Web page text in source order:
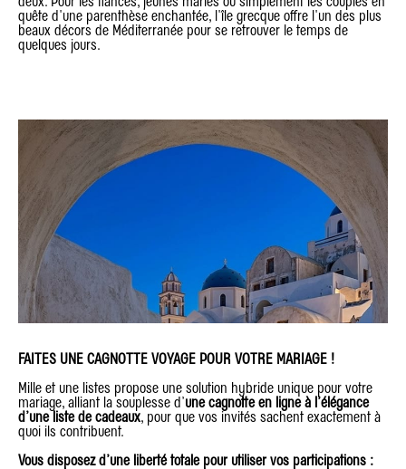
quête d'une parenthèse enchantée, l'île grecque offre l'un des plus
beaux décors de Méditerranée pour se retrouver le temps de
quelques jours.
FAITES UNE CAGNOTTE VOYAGE POUR VOTRE MARIAGE !
Mille et une listes propose une solution hybride unique pour votre
mariage, alliant la souplesse d’une cagnotte en ligne à l’élégance
d’une liste de cadeaux , pour que vos invités sachent exactement à
quoi ils contribuent.
Vous disposez d’une liberté totale pour utiliser vos participations :